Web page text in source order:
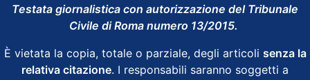
Testata giornalistica con autorizzazione del Tribunale
Civile di Roma numero 13/2015.
È vietata la copia, totale o parziale, degli articoli senza la
relativa citazione. I responsabili saranno soggetti a